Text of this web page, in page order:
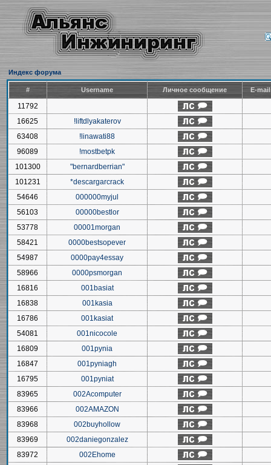
Индекс форума
# Username Личное сообщение E-
11792
16625
!liftdlyakaterov
63408
!linawati88
96089
!mostbetpk
101300
"bernardberrian"
101231
*descargarcrack
54646
000000myjul
56103
00000bestlor
53778
00001morgan
58421
0000bestsopever
54987
0000pay4essay
58966
0000psmorgan
16816
001basiat
16838
001kasia
16786
001kasiat
54081
001nicocole
16809
001pynia
16847
001pyniagh
16795
001pyniat
83965
002Acomputer
83966
002AMAZON
83968
002buyhollow
83969
002daniegonzalez
83972
002Ehome